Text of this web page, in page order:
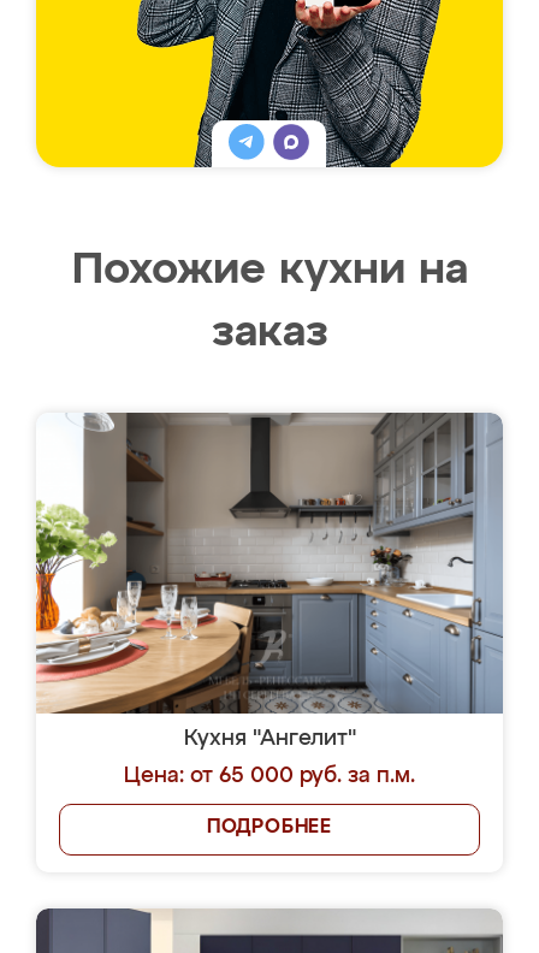
Похожие кухни на
заказ
Кухня "Ангелит"
Цена: от 65 000 руб. за п.м.
ПОДРОБНЕЕ